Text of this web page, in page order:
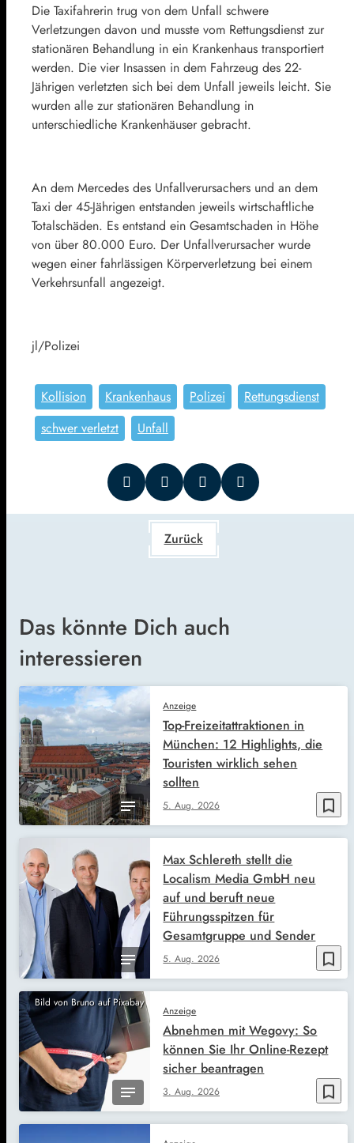
Die Taxifahrerin trug von dem Unfall schwere
Verletzungen davon und musste vom Rettungsdienst zur
stationären Behandlung in ein Krankenhaus transportiert
werden. Die vier Insassen in dem Fahrzeug des 22-
Jährigen verletzten sich bei dem Unfall jeweils leicht. Sie
wurden alle zur stationären Behandlung in
unterschiedliche Krankenhäuser gebracht.
An dem Mercedes des Unfallverursachers und an dem
Taxi der 45-Jährigen entstanden jeweils wirtschaftliche
Totalschäden. Es entstand ein Gesamtschaden in Höhe
von über 80.000 Euro. Der Unfallverursacher wurde
wegen einer fahrlässigen Körperverletzung bei einem
Verkehrsunfall angezeigt.
jl/Polizei
Kollision Krankenhaus Polizei
Rettungsdienst
schwer verletzt
Unfall
Zurück
Das könnte Dich auch
interessieren
bookmark_border
Anzeige
5. Aug. 2026
Top-Freizeitattraktionen in
München: 12 Highlights, die
Touristen wirklich sehen
sollten
bookmark_border
5. Aug. 2026
Max Schlereth stellt die
Localism Media GmbH neu
auf und beruft neue
Führungsspitzen für
Gesamtgruppe und Sender
Bild von Bruno auf Pixabay
bookmark_border
Anzeige
3. Aug. 2026
Abnehmen mit Wegovy: So
können Sie Ihr Online-Rezept
sicher beantragen